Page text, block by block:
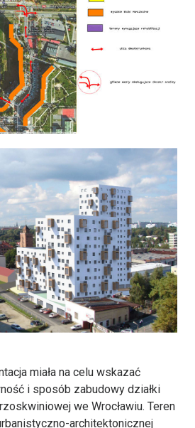
miała na celu wskazać
i sposób zabudowy działki
we Wrocławiu. Teren
architektonicznej